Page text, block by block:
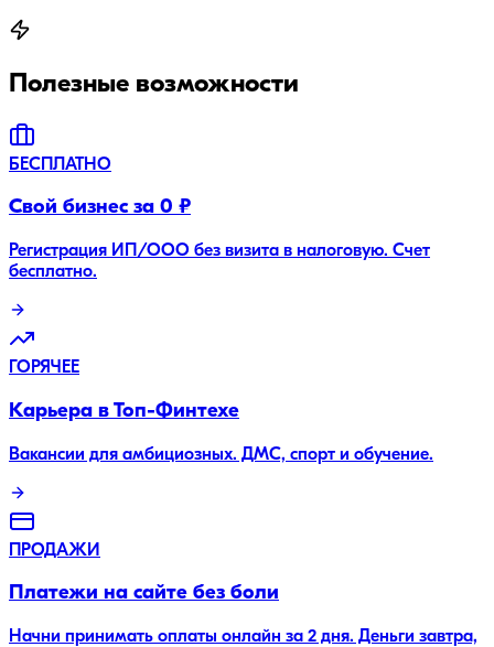
Полезные возможности
БЕСПЛАТНО
Свой бизнес за 0 ₽
Регистрация ИП/ООО без визита в налоговую. Счет
бесплатно.
ГОРЯЧЕЕ
Карьера в Топ-Финтехе
Вакансии для амбициозных. ДМС, спорт и обучение.
ПРОДАЖИ
Платежи на сайте без боли
Начни принимать оплаты онлайн за 2 дня. Деньги завтра,